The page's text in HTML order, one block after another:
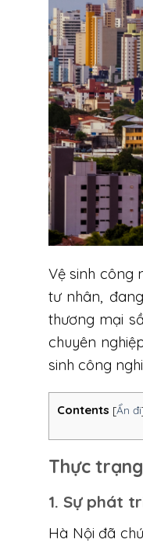
Vệ sinh công
tư nhân,
thương mại
chuyên
sinh công
Contents [Ẩn đi
Thực
1. Sự phát
Hà Nội đã